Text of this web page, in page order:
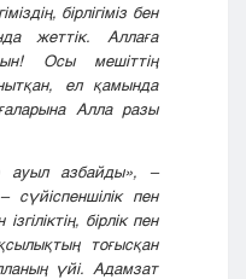
бірлігіміз бен
жеттік. Аллаға
Осы мешіттің
ел қамында
Алла разы
ауыл азбайды», –
сүйіспеншілік пен
бірлік пен
тоғысқан
үйі. Адамзат